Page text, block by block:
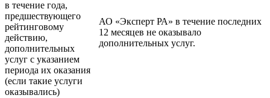
в течение года,
предшествующего
рейтинговому
действию,
дополнительных
услуг с указанием
периода их оказания
(если такие услуги
оказывались)
АО «Эксперт РА» в течение последних
12 месяцев не оказывало
дополнительных услуг.